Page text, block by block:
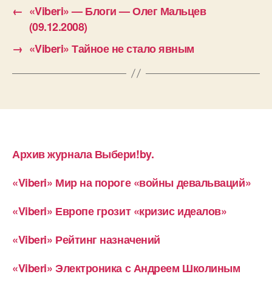
← «Viberi» — Блоги — Олег Мальцев
(09.12.2008)
→ «Viberi» Тайное не стало явным
Архив журнала Выбери!by.
«Viberi» Мир на пороге «войны девальваций»
«Viberi» Европе грозит «кризис идеалов»
«Viberi» Рейтинг назначений
«Viberi» Электроника с Андреем Школиным